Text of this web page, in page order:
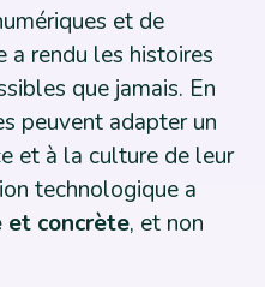
et de
a rendu les histoires
que jamais. En
peuvent adapter un
et à la culture de leur
technologique a
et concrète, et non